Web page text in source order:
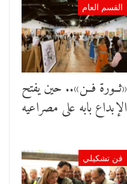
القسم العام
«ثــورة فــن».. حين يفتح
الإبداع بابه على مصراعيه
فن تشكيلي